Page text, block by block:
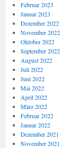
Februar 2023
Januar 2023
Dezember 2022
November 2022
Oktober 2022
September 2022
August 2022
Juli 2022
Juni 2022
Mai 2022
April 2022
März 2022
Februar 2022
Januar 2022
Dezember 2021
November 2021